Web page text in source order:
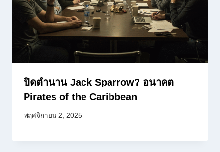
ปิดตำนาน Jack Sparrow? อนาคต
Pirates of the Caribbean
พฤศจิกายน 2, 2025